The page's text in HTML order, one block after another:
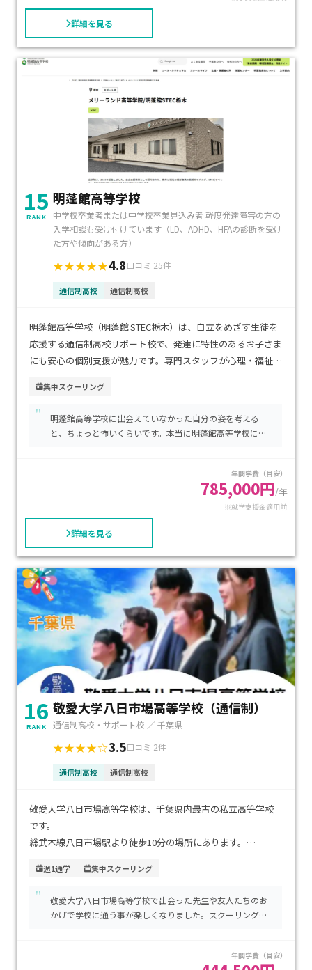
詳細を見る
15
RANK
明蓬館高等学校
中学校卒業者または中学校卒業見込み者 軽度発達障害の方の
入学相談も受け付けています（LD、ADHD、HFAの診断を受け
た方や傾向がある方）
★★★★★4.8口コミ 25件
通信制高校 通信制高校
明蓬館高等学校（明蓬館 STEC栃木）は、自立をめざす生徒を
応援する通信制高校サポート校で、発達に特性のあるお子さま
にも安心の個別支援が魅力です。専門スタッフが心理・福祉・
学びをサポートします。校舎は駅や交通の便が良い場所にあ
り、通学の不安を軽減する環境です。学費は基本的な授業料・
単位履修料に加え、STECコース独自のサポート費が必要です
自分らしいペースで高校卒業を目指したいお子さまに、特に
集中スクーリング
"
明蓬館高等学校に出会えていなかった自分の姿を考える
と、ちょっと怖いくらいです。本当に明蓬館高等学校には
年間学費（目安）
785,000円/年
※就学支援金適用前
詳細を見る
16
RANK
敬愛大学八日市場高等学校（通信制）
通信制高校・サポート校 ／ 千葉県
★★★★☆3.5口コミ 2件
通信制高校 通信制高校
敬愛大学八日市場高等学校は、千葉県内最古の私立高等学校
です。
総武本線八日市場駅より徒歩10分の場所にあります。
全日制課程と通信制課程が併設されており、通信制から全日
制、全日制から通信制への転籍が可能です。
週1通学 集中スクーリング
"
敬愛大学八日市場高等学校で出会った先生や友人たちのお
かげで学校に通う事が楽しくなりました。スクーリングで
年間学費（目安）